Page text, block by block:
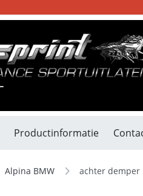
Productinformatie
Alpina BMW achter demper